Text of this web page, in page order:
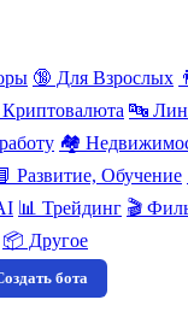
🔞 Для Взрослых
Криптовалюта 🔤
🏘️
Развитие, Обучение
📊 Трейдинг 🎬
📦 Другое
бота